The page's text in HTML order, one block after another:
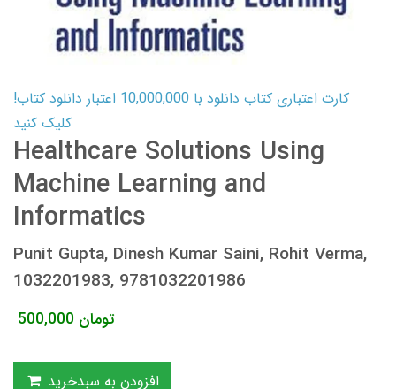
کارت اعتباری کتاب دانلود با 10,000,000 اعتبار دانلود کتاب!
کلیک کنید
Healthcare Solutions Using
Machine Learning and
Informatics
Punit Gupta, Dinesh Kumar Saini, Rohit Verma,
1032201983, 9781032201986
500,000 تومان
افزودن به سبدخرید